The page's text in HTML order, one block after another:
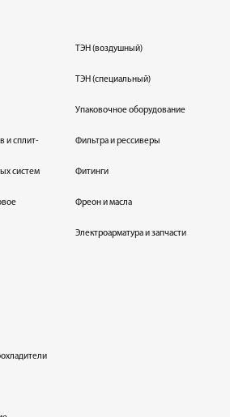
и сплит-
систем
ТЭН (воздушный)
ТЭН (специальный)
Упаковочное оборудование
Фильтра и рессиверы
Фитинги
Фреон и масла
Электроарматура и запчасти